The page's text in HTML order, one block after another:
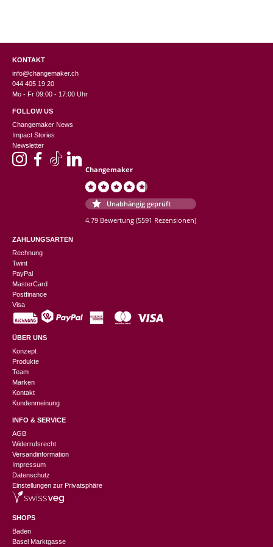
KONTAKT
info@changemaker.ch
044 405 19 20
Mo - Fr 09:00 - 17:00 Uhr
FOLLOW US
Changemaker News
Impact Stories
Newsletter
Changemaker
Unabhängig geprüft
4.79 Bewertung (5591 Rezensionen)
ZAHLUNGSARTEN
Rechnung
Twint
PayPal
MasterCard
Postfinance
Visa
ÜBER UNS
Konzept
Produkte
Team
Marken
Kontakt
Kundenmeinung
INFO & SERVICE
AGB
Widerrufsrecht
Versandinformation
Impressum
Datenschutz
Einstellungen zur Privatsphäre
SHOPS
Baden
Basel Marktgasse